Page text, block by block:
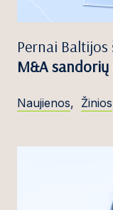
Pernai
M&A sandorių
Naujienos, Žinios